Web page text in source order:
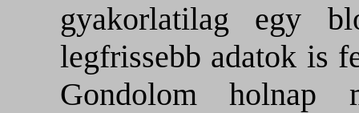
gyakorlatilag egy
legfrissebb adatok is
Gondolom